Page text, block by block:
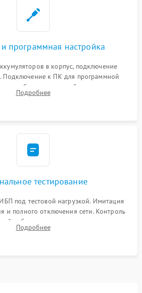
программная настройка
в корпус, подключение
Подключение к ПК для программной
батареи, настройки порогов
и сброса счетчиков старения АКБ.
Подробнее
тестирование
под тестовой нагрузкой. Имитация
и полного отключения сети. Контроль
работы, температурного режима и
формы выходного сигнала.
Подробнее